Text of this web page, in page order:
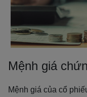
Mệnh giá
Mệnh giá của cổ